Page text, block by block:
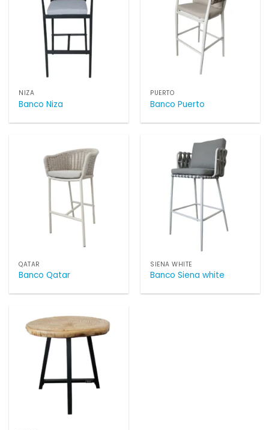
NIZA
Banco Niza
PUERTO
Banco Puerto
QATAR
Banco Qatar
SIENA WHITE
Banco Siena white